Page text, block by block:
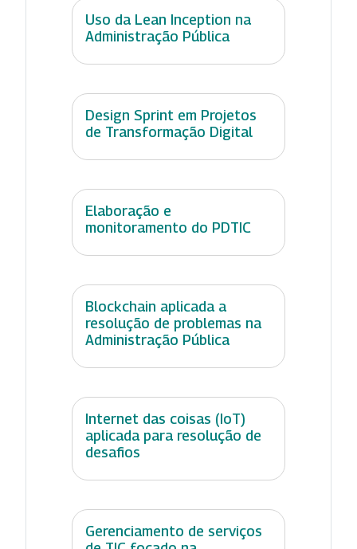
Uso da Lean Inception na
Administração Pública
Design Sprint em Projetos
de Transformação Digital
Elaboração e
monitoramento do PDTIC
Blockchain aplicada a
resolução de problemas na
Administração Pública
Internet das coisas (IoT)
aplicada para resolução de
desafios
Gerenciamento de serviços